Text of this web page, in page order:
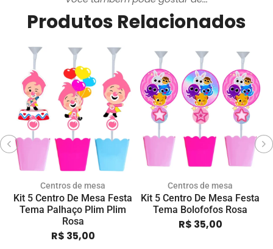
Produtos Relacionados
Centros de mesa
Kit 5 Centro De Mesa Festa
Tema Palhaço Plim Plim
Rosa
R$ 35,00
Centros de mesa
Kit 5 Centro De Mesa Festa
Tema Bolofofos Rosa
R$ 35,00